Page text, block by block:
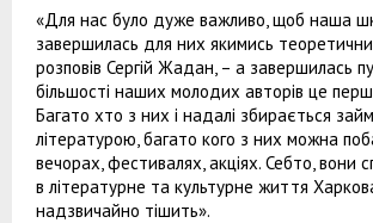
«Для нас було дуже важливо, щоб наша
завершилась для них якимись
розповів Сергій Жадан, – а завершилась
більшості наших молодих авторів це
Багато хто з них і надалі збирається
літературою, багато кого з них можна
вечорах, фестивалях, акціях. Себто, вони
в літературне та культурне життя
надзвичайно тішить».